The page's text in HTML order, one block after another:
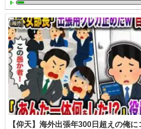
海外
【仰天】海外出張年300日超えの俺